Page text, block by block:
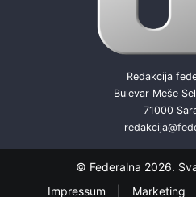
Redakcija
Bulevar Meše
71000
© Federalna 2026.
Impressum
Marketing